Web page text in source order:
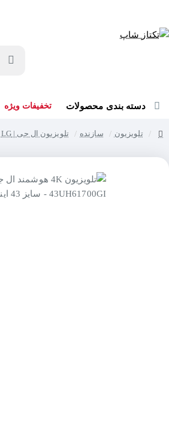
دسته بندی محصولات تخفیفات ویژه
تلویزیون سازنده تلویزیون ال جی | LG